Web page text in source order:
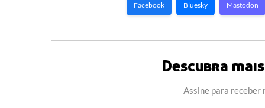
Facebook Bluesky Mastodon
Descubra
Assine para receber